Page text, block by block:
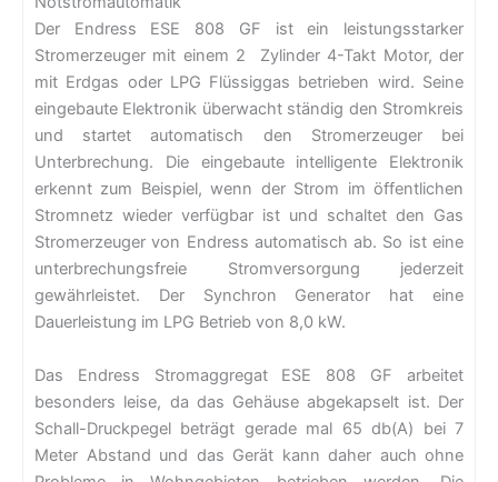
Der Endress ESE 808 GF ist ein leistungsstarker
Stromerzeuger mit einem 2 Zylinder 4-Takt Motor, der
mit Erdgas oder LPG Flüssiggas betrieben wird. Seine
eingebaute Elektronik überwacht ständig den Stromkreis
und startet automatisch den Stromerzeuger bei
Unterbrechung. Die eingebaute intelligente Elektronik
erkennt zum Beispiel, wenn der Strom im öffentlichen
Stromnetz wieder verfügbar ist und schaltet den Gas
Stromerzeuger von Endress automatisch ab. So ist eine
unterbrechungsfreie Stromversorgung jederzeit
gewährleistet. Der Synchron Generator hat eine
Dauerleistung im LPG Betrieb von 8,0 kW.
Das Endress Stromaggregat ESE 808 GF arbeitet
besonders leise, da das Gehäuse abgekapselt ist. Der
Schall-Druckpegel beträgt gerade mal 65 db(A) bei 7
Meter Abstand und das Gerät kann daher auch ohne